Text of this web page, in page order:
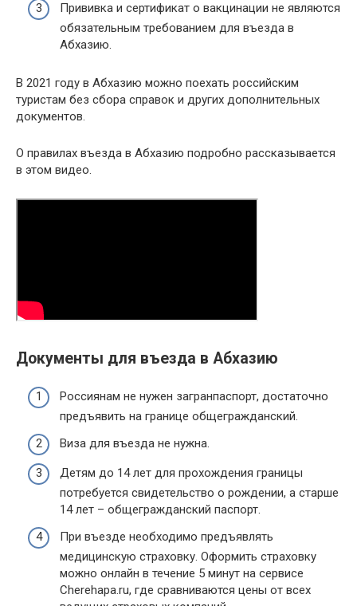
Прививка и сертификат о вакцинации не являются
обязательным требованием для въезда в
Абхазию.
В 2021 году в Абхазию можно поехать российским
туристам без сбора справок и других дополнительных
документов.
О правилах въезда в Абхазию подробно рассказывается
в этом видео.
Документы для въезда в Абхазию
Россиянам не нужен загранпаспорт, достаточно
предъявить на границе общегражданский.
Виза для въезда не нужна.
Детям до 14 лет для прохождения границы
потребуется свидетельство о рождении, а старше
14 лет – общегражданский паспорт.
При въезде необходимо предъявлять
медицинскую страховку. Оформить страховку
можно онлайн в течение 5 минут на сервисе
Cherehapa.ru, где сравниваются цены от всех